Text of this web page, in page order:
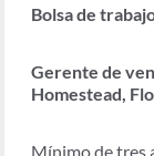
Bolsa de
Gerente de
Homestead,
Mínimo de tres